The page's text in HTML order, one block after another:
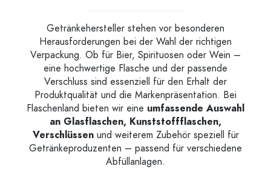
Getränkehersteller stehen vor besonderen
Herausforderungen bei der Wahl der richtigen
Verpackung. Ob für Bier, Spirituosen oder Wein –
eine hochwertige Flasche und der passende
Verschluss sind essenziell für den Erhalt der
Produktqualität und die Markenpräsentation. Bei
Flaschenland bieten wir eine umfassende Auswahl
an Glasflaschen, Kunststoffflaschen,
Verschlüssenund weiterem Zubehör speziell für
Getränkeproduzenten – passend für verschiedene
Abfüllanlagen.